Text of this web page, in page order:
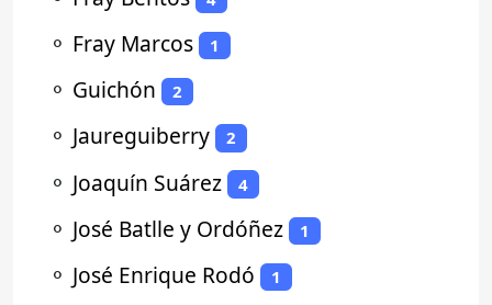
⚬ Fray Marcos 1
⚬ Guichón 2
⚬ Jaureguiberry 2
⚬ Joaquín Suárez 4
⚬ José Batlle y Ordóñez 1
⚬ José Enrique Rodó 1